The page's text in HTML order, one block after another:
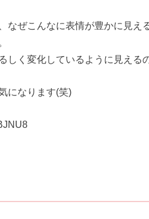
ぜこんなに表情が豊かに見え
しく変化しているように見える
になります(笑)